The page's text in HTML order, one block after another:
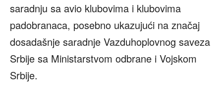
saradnju sa avio klubovima i klubovima
padobranaca, posebno ukazujući na značaj
dosadašnje saradnje Vazduhoplovnog saveza
Srbije sa Ministarstvom odbrane i Vojskom
Srbije.